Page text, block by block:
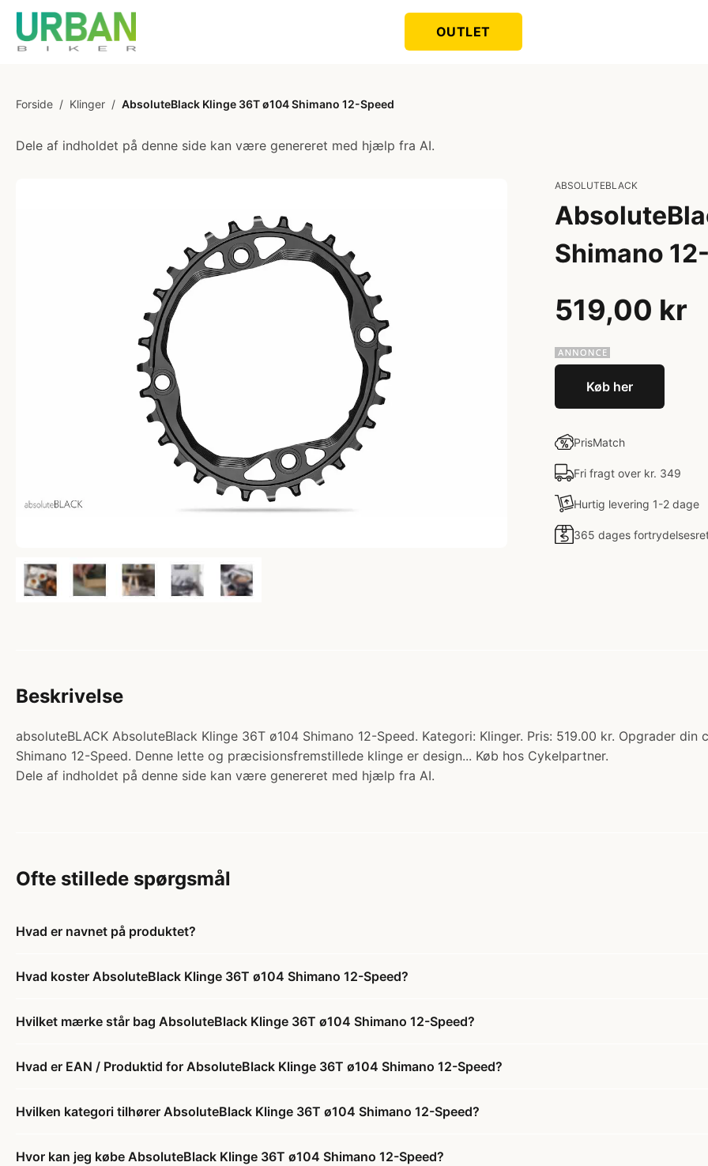
OUTLET
Forside / Klinger / AbsoluteBlack Klinge 36T ø104 Shimano 12-Speed
Dele af indholdet på denne side kan være genereret med hjælp fra AI.
ABSOLUTEBLACK
Shimano
519,00 kr
Køb her
PrisMatch
Fri fragt over kr. 349
Hurtig levering 1-2 dage
365 dages
Beskrivelse
absoluteBLACK AbsoluteBlack Klinge 36T ø104 Shimano 12-Speed. Kategori: Klinger. Pris: 519.00 kr. Opgrader
Shimano 12-Speed. Denne lette og præcisionsfremstillede klinge er design... Køb hos Cykelpartner.
Dele af indholdet på denne side kan være genereret med hjælp fra AI.
Ofte stillede spørgsmål
Hvad er navnet på produktet?
Hvad koster AbsoluteBlack Klinge 36T ø104 Shimano 12-Speed?
Hvilket mærke står bag AbsoluteBlack Klinge 36T ø104 Shimano 12-Speed?
Hvad er EAN / Produktid for AbsoluteBlack Klinge 36T ø104 Shimano 12-Speed?
Hvilken kategori tilhører AbsoluteBlack Klinge 36T ø104 Shimano 12-Speed?
Hvor kan jeg købe AbsoluteBlack Klinge 36T ø104 Shimano 12-Speed?